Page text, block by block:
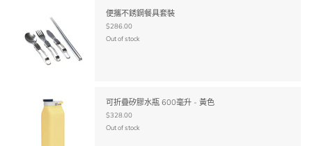
便攜不銹鋼餐具套裝
$286.00
Out of stock
可折疊矽膠水瓶 600毫升 - 黃色
$328.00
Out of stock